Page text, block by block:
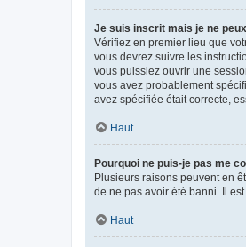
Je suis inscrit mais je ne
Vérifiez en premier lieu que
vous devrez suivre les
vous puissiez ouvrir une
vous avez probablement
avez spécifiée était correcte,
Haut
Pourquoi ne puis-je pas me
Plusieurs raisons peuvent en
de ne pas avoir été banni. Il
Haut